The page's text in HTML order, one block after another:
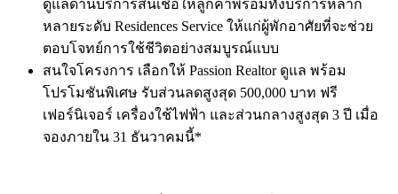
ดูแลด้านบริการสินเชื่อให้ลูกค้าพร้อมทั้งบริการหลาก
หลายระดับ Residences Service ให้แก่ผู้พักอาศัยที่จะช่วย
ตอบโจทย์การใช้ชีวิตอย่างสมบูรณ์แบบ
สนใจโครงการ เลือกให้ Passion Realtor ดูแล พร้อม
โปรโมชันพิเศษ รับส่วนลดสูงสุด 500,000 บาท ฟรี
เฟอร์นิเจอร์ เครื่องใช้ไฟฟ้า และส่วนกลางสูงสุด 3 ปี เมื่อ
จองภายใน 31 ธันวาคมนี้*